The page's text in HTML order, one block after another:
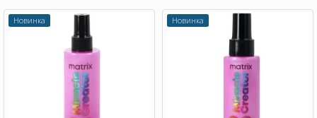
Новинка Новинка